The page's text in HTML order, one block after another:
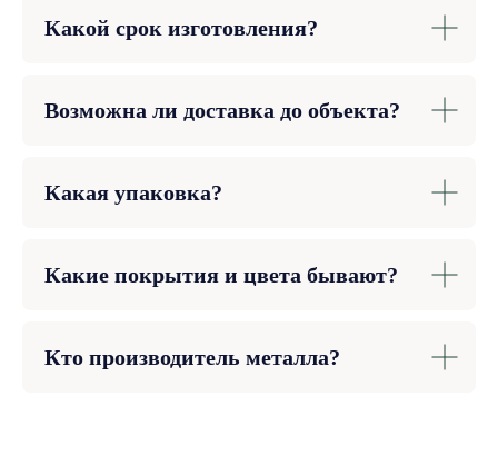
Какой срок изготовления?
Возможна ли доставка до объекта?
Какая упаковка?
Какие покрытия и цвета бывают?
Кто производитель металла?